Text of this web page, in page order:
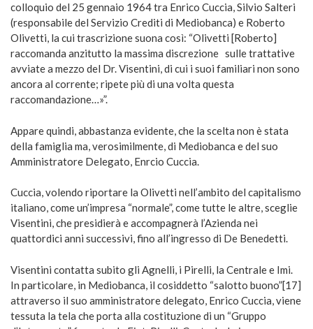
colloquio del 25 gennaio 1964 tra Enrico Cuccia, Silvio Salteri
(responsabile del Servizio Crediti di Mediobanca) e Roberto
Olivetti, la cui trascrizione suona così: “Olivetti [Roberto]
raccomanda anzitutto la massima discrezione sulle trattative
avviate a mezzo del Dr. Visentini, di cui i suoi familiari non sono
ancora al corrente; ripete più di una volta questa
raccomandazione…»”.
Appare quindi, abbastanza evidente, che la scelta non è stata
della famiglia ma, verosimilmente, di Mediobanca e del suo
Amministratore Delegato, Enrcio Cuccia.
Cuccia, volendo riportare la Olivetti nell’ambito del capitalismo
italiano, come un’impresa “normale”, come tutte le altre, sceglie
Visentini, che presidierà e accompagnerà l’Azienda nei
quattordici anni successivi, fino all’ingresso di De Benedetti.
Visentini contatta subito gli Agnelli, i Pirelli, la Centrale e Imi.
In particolare, in Mediobanca, il cosiddetto “salotto buono”[17]
attraverso il suo amministratore delegato, Enrico Cuccia, viene
tessuta la tela che porta alla costituzione di un “Gruppo